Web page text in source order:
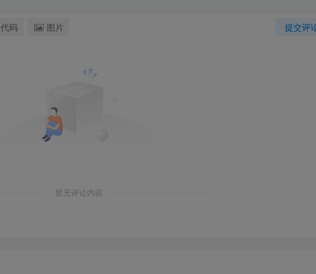
提交评
代码 图片
暂无评论内容